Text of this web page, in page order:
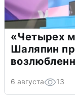
«Четырех
Шаляпин
6 августа 13